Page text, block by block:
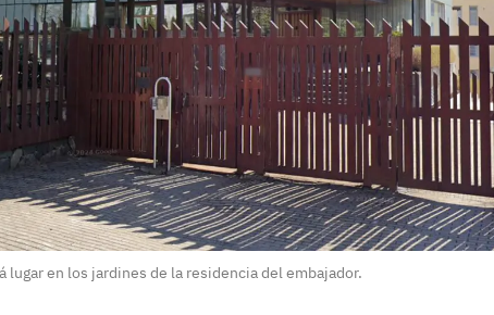
lugar en los jardines de la residencia del embajador.